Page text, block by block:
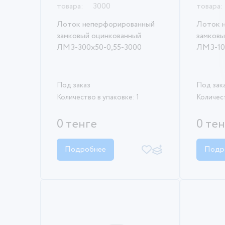
товара:
3000
Лоток неперфорированный
замковый оцинкованный
ЛМЗ-300х50-0,55-3000
Под заказ
Количество в упаковке: 1
0 тенге
Подробнее
товара:
Лоток
ЛМЗ-
Под
0